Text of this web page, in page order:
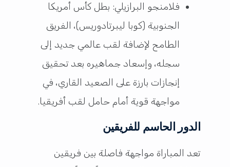
فلامنجو البرازيلي: بطل كأس أمريكا
الجنوبية (كوبا ليبرتادوريس)، الفريق
الطامح لإضافة لقب عالمي جديد إلى
سجله، وإسعاد جماهيره بعد تحقيق
إنجازات بارزة على الصعيد القاري، في
مواجهة قوية أمام حامل لقب أفريقيا.
الدور الحاسم للفريقين
تعد المباراة مواجهة فاصلة بين فريقين